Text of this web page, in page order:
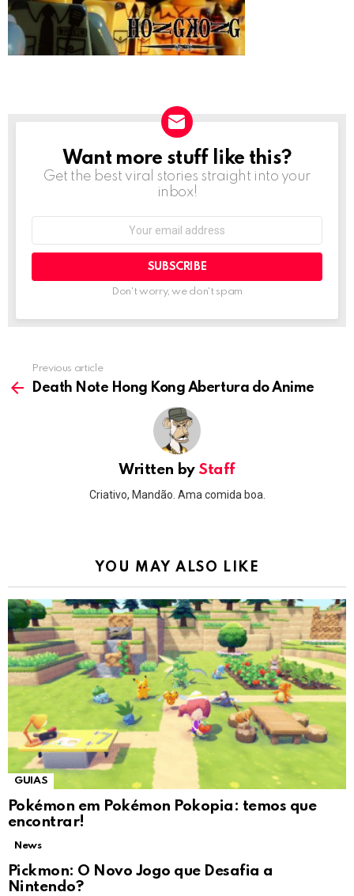
NEWSLETTER
Want more stuff like this?
Get the best viral stories straight into your
inbox!
Don't worry, we don't spam
more
Previous article
Death Note Hong Kong Abertura do Anime
Written by Staff
Criativo, Mandão. Ama comida boa.
YOU MAY ALSO LIKE
GUIAS
Pokémon em Pokémon Pokopia: temos que
encontrar!
News
Pickmon: O Novo Jogo que Desafia a
Nintendo?